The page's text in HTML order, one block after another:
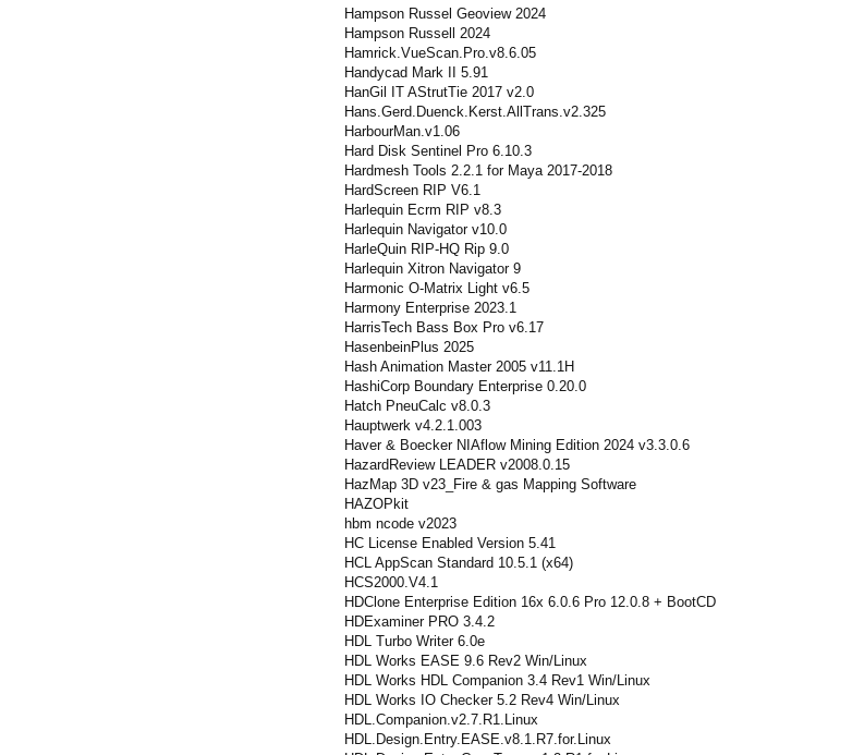
Hampson Russel Geoview 2024
Hampson Russell 2024
Hamrick.VueScan.Pro.v8.6.05
Handycad Mark II 5.91
HanGil IT AStrutTie 2017 v2.0
Hans.Gerd.Duenck.Kerst.AllTrans.v2.325
HarbourMan.v1.06
Hard Disk Sentinel Pro 6.10.3
Hardmesh Tools 2.2.1 for Maya 2017-2018
HardScreen RIP V6.1
Harlequin Ecrm RIP v8.3
Harlequin Navigator v10.0
HarleQuin RIP-HQ Rip 9.0
Harlequin Xitron Navigator 9
Harmonic O-Matrix Light v6.5
Harmony Enterprise 2023.1
HarrisTech Bass Box Pro v6.17
HasenbeinPlus 2025
Hash Animation Master 2005 v11.1H
HashiCorp Boundary Enterprise 0.20.0
Hatch PneuCalc v8.0.3
Hauptwerk v4.2.1.003
Haver & Boecker NIAflow Mining Edition 2024 v3.3.0.6
HazardReview LEADER v2008.0.15
HazMap 3D v23_Fire & gas Mapping Software
HAZOPkit
hbm ncode v2023
HC License Enabled Version 5.41
HCL AppScan Standard 10.5.1 (x64)
HCS2000.V4.1
HDClone Enterprise Edition 16x 6.0.6 Pro 12.0.8 + BootCD
HDExaminer PRO 3.4.2
HDL Turbo Writer 6.0e
HDL Works EASE 9.6 Rev2 Win/Linux
HDL Works HDL Companion 3.4 Rev1 Win/Linux
HDL Works IO Checker 5.2 Rev4 Win/Linux
HDL.Companion.v2.7.R1.Linux
HDL.Design.Entry.EASE.v8.1.R7.for.Linux